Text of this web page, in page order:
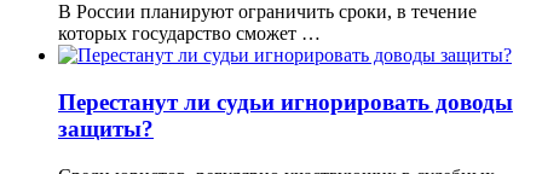
В России планируют ограничить сроки, в течение
которых государство сможет …
Перестанут ли судьи игнорировать доводы
защиты?